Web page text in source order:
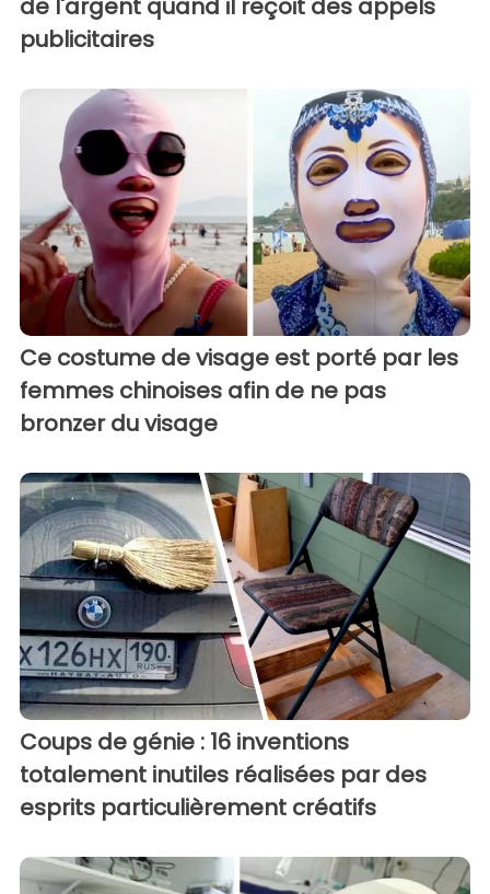
de l'argent quand il reçoit des appels
publicitaires
Ce costume de visage est porté par les
femmes chinoises afin de ne pas
bronzer du visage
Coups de génie : 16 inventions
totalement inutiles réalisées par des
esprits particulièrement créatifs